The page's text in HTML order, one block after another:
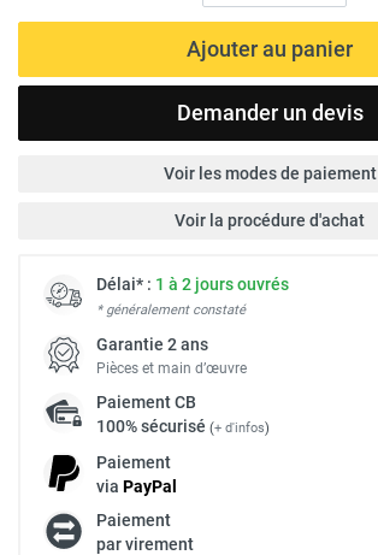
Ajouter au panier
Demander un devis
Voir les modes de paiement
Voir la procédure d'achat
Délai* : 1 à 2 jours ouvrés
* généralement constaté
Garantie 2 ans
Pièces et main d’œuvre
PaiementCB
100% sécurisé (+ d'infos)
Paiement
via PayPal
Paiement
par virement